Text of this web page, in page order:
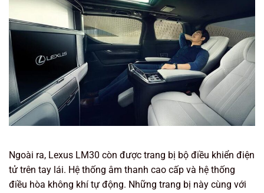
Ngoài ra, Lexus LM30 còn được trang bị bộ điều khiển điện
tử trên tay lái. Hệ thống âm thanh cao cấp và hệ thống
điều hòa không khí tự động. Những trang bị này cùng với